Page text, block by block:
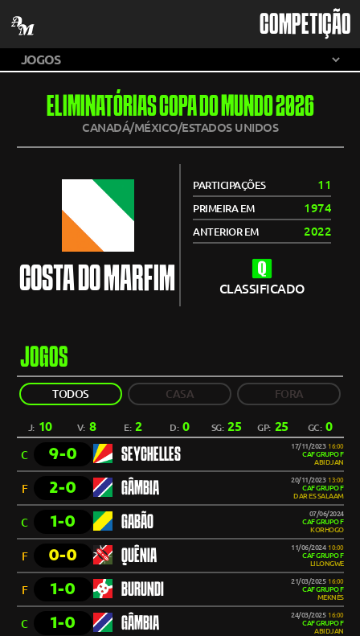
COMPETIÇÃO
ELIMINATÓRIAS COPA DO MUNDO 2026
CANADÁ/MÉXICO/ESTADOS UNIDOS
COSTA DO MARFIM
PARTICIPAÇÕES 11
PRIMEIRA EM 1974
ANTERIOR EM 2022
CLASSIFICADO
JOGOS
TODOS CASA FORA
J: 10 V: 8 E:2 D:0 SG:25 GP: 25 GC: 0
C 9-0 SEYCHELLES 17/11/2023 16:00
CAF GRUPO F
ABIDJAN
F 2-0 GÂMBIA 20/11/2023 13:00
CAF GRUPO F
DAR ES SALAAM
C 1-0 GABÃO
07/06/2024
CAF GRUPO F
KORHOGO
F 0-0 QUÊNIA 11/06/2024 10:00
CAF GRUPO F
LILONGWE
F 1-0 BURUNDI 21/03/2025 16:00
CAF GRUPO F
MEKNÈS
C 1-0 GÂMBIA 24/03/2025 16:00
CAF GRUPO F
ABIDJAN